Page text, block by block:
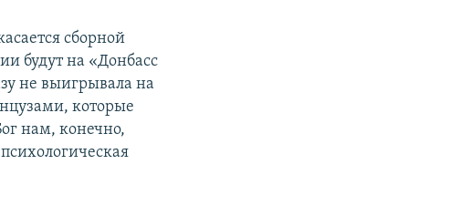
сборной
будут на «Донбасс
не выигрывала на
которые
нам, конечно,